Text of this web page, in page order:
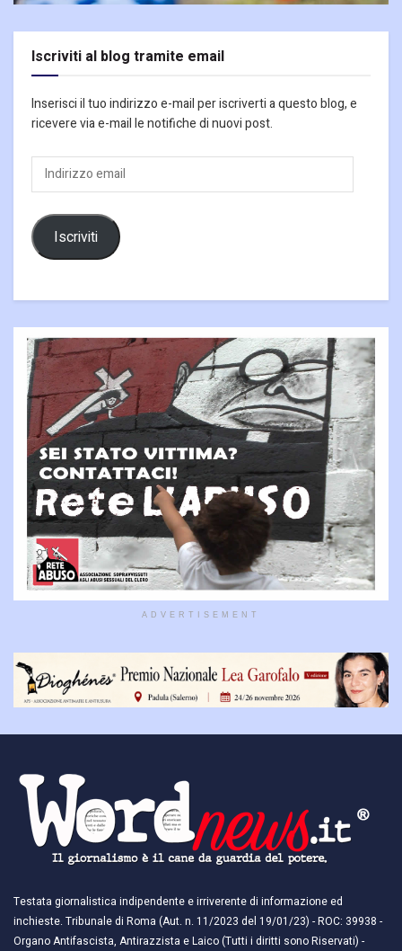
Iscriviti al blog tramite email
Inserisci il tuo indirizzo e-mail per iscriverti a questo blog, e
ricevere via e-mail le notifiche di nuovi post.
Indirizzo
email
Iscriviti
ADVERTISEMENT
Testata giornalistica indipendente e irriverente di informazione ed
inchieste. Tribunale di Roma (Aut. n. 11/2023 del 19/01/23) - ROC: 39938 -
Organo Antifascista, Antirazzista e Laico (Tutti i diritti sono Riservati) -